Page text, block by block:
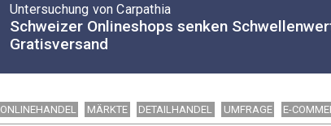
Untersuchung von Carpathia
Schweizer Onlineshops senken
Gratisversand
ONLINEHANDEL MÄRKTE DETAILHANDEL UMFRAGE E-